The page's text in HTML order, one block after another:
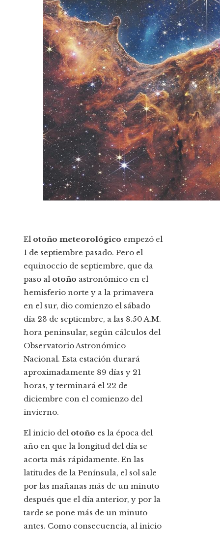
El otoño meteorológico empezó el
1 de septiembre pasado. Pero el
equinoccio de septiembre, que da
paso al otoño astronómico en el
hemisferio norte y a la primavera
en el sur, dio comienzo el sábado
día 23 de septiembre, a las 8.50 A.M.
hora peninsular, según cálculos del
Observatorio Astronómico
Nacional. Esta estación durará
aproximadamente 89 días y 21
horas, y terminará el 22 de
diciembre con el comienzo del
invierno.
El inicio del otoño es la época del
año en que la longitud del día se
acorta más rápidamente. En las
latitudes de la Península, el sol sale
por las mañanas más de un minuto
después que el día anterior, y por la
tarde se pone más de un minuto
antes. Como consecuencia, al inicio